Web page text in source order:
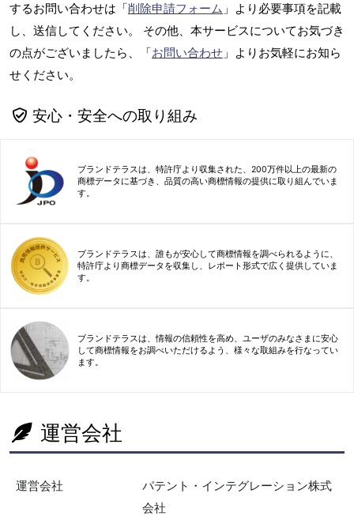
するお問い合わせは「削除申請フォーム 」より必要事項を記載
し、送信してください。 その他、本サービスについてお気づき
の点がございましたら、「お問い合わせ 」よりお気軽にお知ら
せください。
安心・安全への取り組み
ブランドテラスは、特許庁より収集された、200万件以上の最新の
商標データに基づき、品質の高い商標情報の提供に取り組んでいま
す。
ブランドテラスは、誰もが安心して商標情報を調べられるように、
特許庁より商標データを収集し、レポート形式で広く提供していま
す。
ブランドテラスは、情報の信頼性を高め、ユーザのみなさまに安心
して商標情報をお調べいただけるよう、様々な取組みを行なってい
ます。
運営会社
運営会社
パテント・インテグレーション株式
会社